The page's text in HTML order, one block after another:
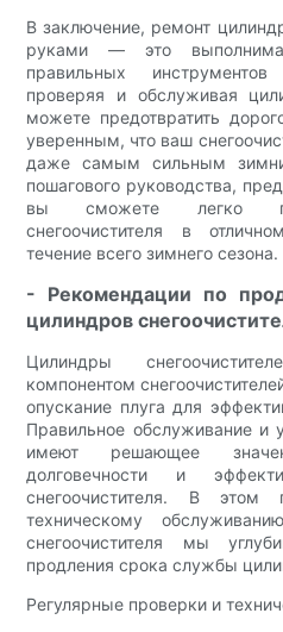
В заключение, ремонт
руками — это
правильных
проверяя и обслуживая
можете предотвратить
уверенным, что ваш
даже самым сильным
пошагового руководства,
вы сможете легко
снегоочистителя в
течение всего зимнего сезона.
- Рекомендации по
цилиндров
Цилиндры
компонентом
опускание плуга для
Правильное обслуживание и
имеют решающее
долговечности и
снегоочистителя. В этом
техническому
снегоочистителя мы
продления срока службы
Регулярные проверки и